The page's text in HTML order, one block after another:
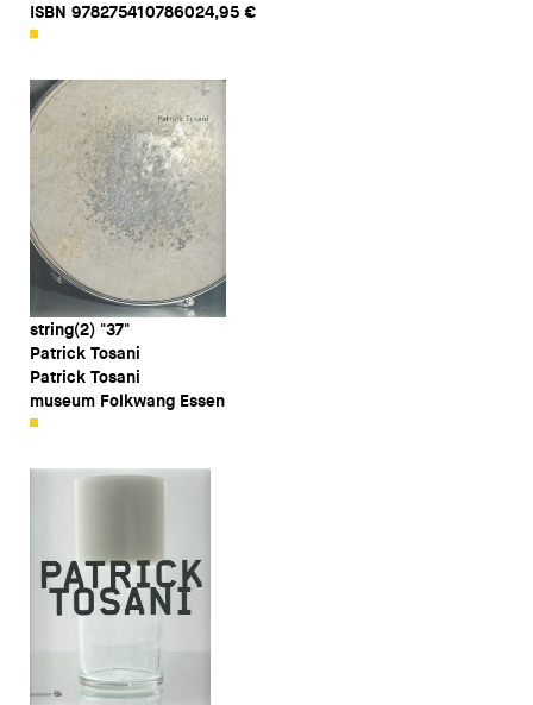
ISBN 978275410786024,95 €
string(2) "37"
Patrick Tosani
Patrick Tosani
museum Folkwang Essen